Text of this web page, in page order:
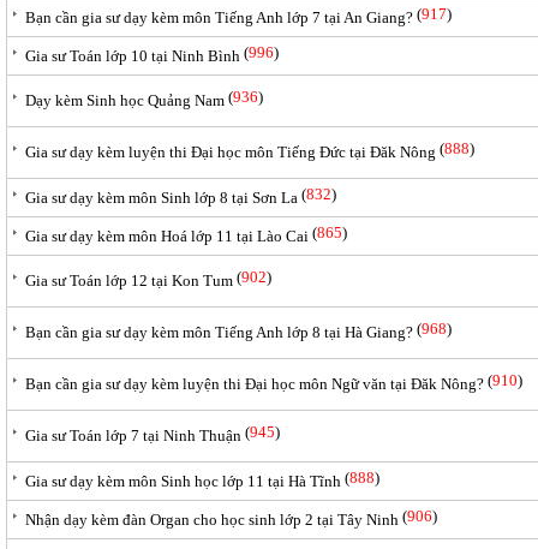
Bạn cần gia sư dạy kèm môn Tiếng Anh lớp 7 tại An Giang? (917)
Gia sư Toán lớp 10 tại Ninh Bình (996)
Dạy kèm Sinh học Quảng Nam (936)
Gia sư dạy kèm luyện thi Đại học môn Tiếng Đức tại Đăk Nông (888)
Gia sư dạy kèm môn Sinh lớp 8 tại Sơn La (832)
Gia sư dạy kèm môn Hoá lớp 11 tại Lào Cai (865)
Gia sư Toán lớp 12 tại Kon Tum (902)
Bạn cần gia sư dạy kèm môn Tiếng Anh lớp 8 tại Hà Giang? (968)
Bạn cần gia sư dạy kèm luyện thi Đại học môn Ngữ văn tại Đăk Nông? (910)
Gia sư Toán lớp 7 tại Ninh Thuận (945)
Gia sư dạy kèm môn Sinh học lớp 11 tại Hà Tĩnh (888)
Nhận dạy kèm đàn Organ cho học sinh lớp 2 tại Tây Ninh (906)